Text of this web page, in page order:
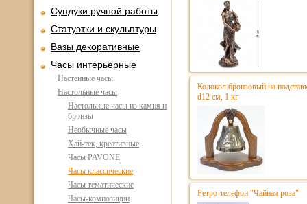
Сундуки ручной работы
Статуэтки и скульптуры
Вазы декоративные
Часы интерьерные
Настенные часы
Настольные часы
Настольные часы из камня и
бронзы
Необычные часы
Хай-тек, креативные
Часы PAVONE
Часы классические
Часы тематические
Часы-композиции
Колокол бронзовый на
d12 см, 1 кг
Ретро-телефон "Чайная роза"